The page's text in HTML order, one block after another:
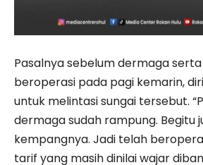
Pasalnya sebelum dermaga
beroperasi pada pagi kemarin,
untuk melintasi sungai tersebut.
dermaga sudah rampung. Begitu
kempangnya. Jadi telah
tarif yang masih dinilai wajar